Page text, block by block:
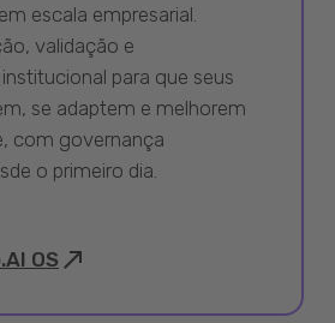
escala empresarial.
validação e
para que seus
se adaptem e melhorem
com governança
o primeiro dia.
OS